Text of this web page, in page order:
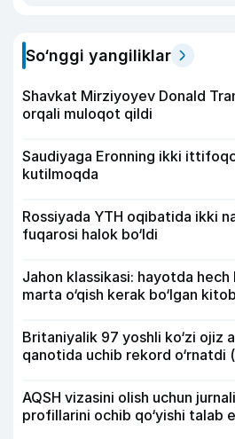
So‘nggi yangiliklar
Shavkat Mirziyoyev Donald
orqali muloqot qildi
Saudiyaga Eronning ikki
kutilmoqda
Rossiyada YTH oqibatida ikki
fuqarosi halok bo‘ldi
Jahon klassikasi: hayotda hech
marta o‘qish kerak bo‘lgan
Britaniyalik 97 yoshli ko‘zi ojiz
qanotida uchib rekord o‘rnatdi
AQSH vizasini olish uchun
profillarini ochib qo‘yishi talab